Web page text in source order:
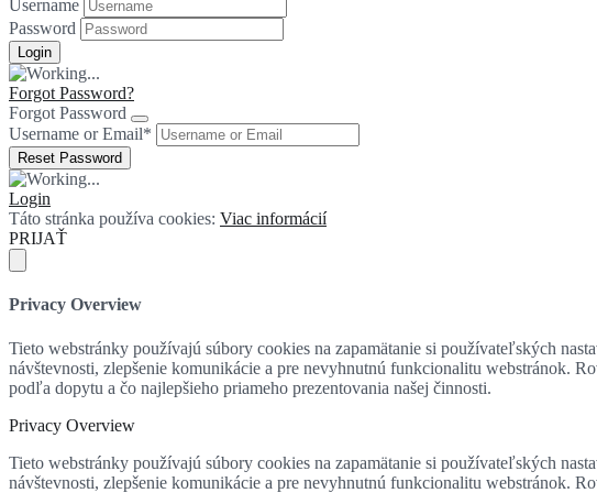
Username
Password
Forgot Password?
Forgot Password
Username or Email*
Login
Táto stránka používa cookies: Viac informácií
PRIJAŤ
Privacy Overview
Tieto webstránky používajú súbory cookies na zapamätanie si používateľských
návštevnosti, zlepšenie komunikácie a pre nevyhnutnú funkcionalitu webstránok.
podľa dopytu a čo najlepšieho priameho prezentovania našej činnosti.
Privacy Overview
Tieto webstránky používajú súbory cookies na zapamätanie si používateľských
návštevnosti, zlepšenie komunikácie a pre nevyhnutnú funkcionalitu webstránok.